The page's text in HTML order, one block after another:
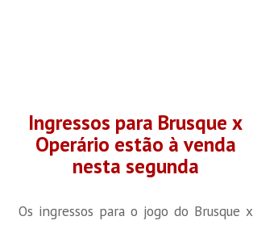
Ingressos para Brusque x
Operário estão à venda
nesta segunda
Os ingressos para o jogo do Brusque x